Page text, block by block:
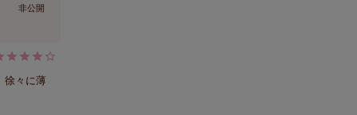
非公開
徐々に薄